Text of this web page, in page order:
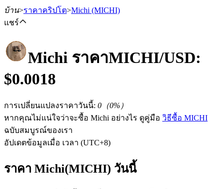
ฟิวเจอร์ส
บ้าน>ราคาคริปโต>Michi (MICHI)
แชร์
Michi ราคาMICHI/USD:
$0.0018
การเปลี่ยนแปลงราคาวันนี้: 0 （0%）
หากคุณไม่แน่ใจว่าจะซื้อ Michi อย่างไร ดูคู่มือ วิธีซื้อ MICHI
ฉบับสมบูรณ์ของเรา
อัปเดตข้อมูลเมื่อ เวลา (UTC+8)
ราคา Michi(MICHI) วันนี้